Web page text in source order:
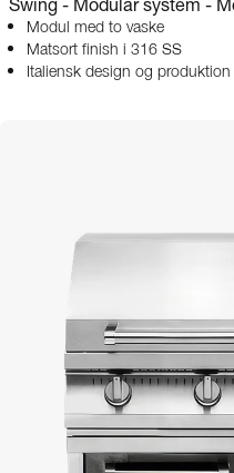
Swing - Modular system -
Modul med to vaske
Matsort finish i 316 SS
Italiensk design og produktion